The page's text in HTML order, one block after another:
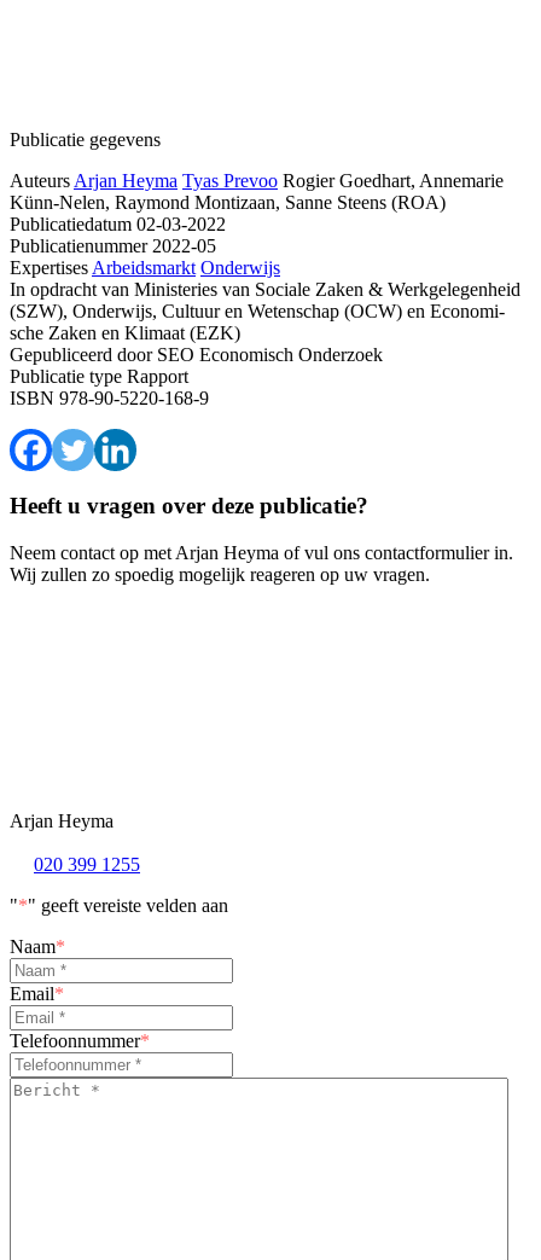
Publicatie gegevens
Auteurs Arjan Heyma Tyas Prevoo Rogier Goedhart, Annemarie
Künn-Nelen, Raymond Montizaan, Sanne Steens (ROA)
Publicatiedatum 02-03-2022
Publicatienummer2022-05
Expertises Arbeidsmarkt Onderwijs
In opdracht van Ministeries van Sociale Zaken & Werkgelegenheid
(SZW), Onderwijs, Cultuur en Wetenschap (OCW) en Economi-
sche Zaken en Klimaat (EZK)
Gepubliceerd doorSEO Economisch Onderzoek
Publicatie type Rapport
ISBN 978-90-5220-168-9
Heeft u vragen over deze publicatie?
Neem contact op met Arjan Heyma of vul ons contactformulier in.
Wij zullen zo spoedig mogelijk reageren op uw vragen.
Arjan Heyma
020 399 1255
"*" geeft vereiste velden aan
Naam*
Email*
Telefoonnummer*
Bericht